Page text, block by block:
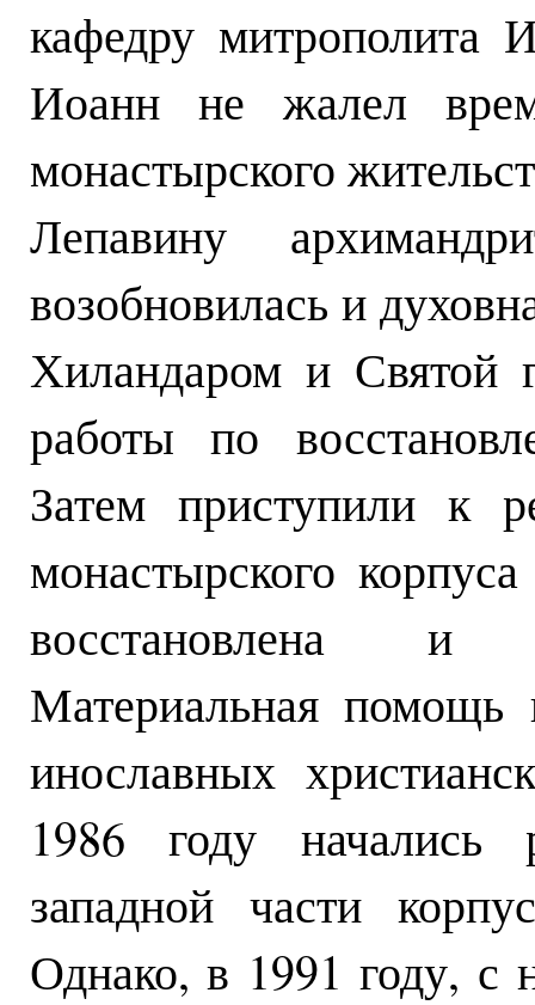
кафедру митрополита
Иоанн не жалел
монастырского
Лепавину
возобновилась и
Хиландаром и Святой
работы по
Затем приступили к
монастырского
восстановлена и
Материальная
инославных
1986 году начались
западной части
Однако, в 1991 году, с